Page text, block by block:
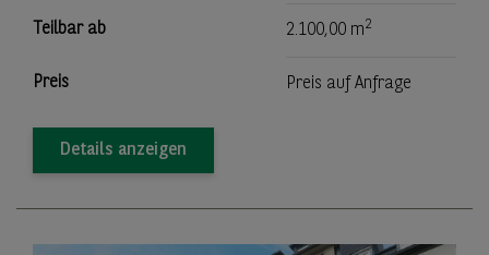
Teilbar ab 2.100,00 m2
Preis Preis auf Anfrage
Details anzeigen